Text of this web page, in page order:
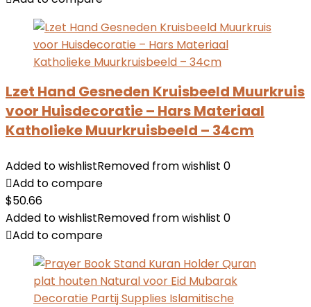
Lzet Hand Gesneden Kruisbeeld Muurkruis
voor Huisdecoratie – Hars Materiaal
Katholieke Muurkruisbeeld – 34cm
Added to wishlistRemoved from wishlist 0
Add to compare
$50.66
Added to wishlistRemoved from wishlist 0
Add to compare